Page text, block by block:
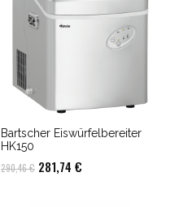
Bartscher Eiswürfelbereiter
HK150
290,46€ Ursprünglicher
281,74 €